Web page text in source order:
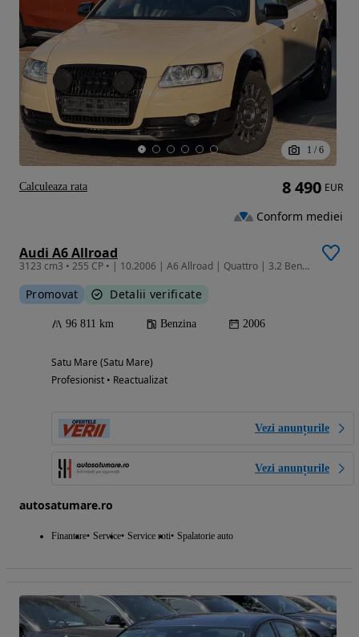
1 / 6
Audi A6 Allroad
3123 cm3 • 255 CP • | 10.2006 | A6 Allroad | Quattro | 3.2 Benzina | Finantare | Tuning |
Promovat Detalii verificate
96 811 km Benzina 2006
Satu Mare (Satu Mare)
Profesionist • Reactualizat
Vezi anunțurile
Vezi anunțurile
autosatumare.ro
Finantare Service Service roti Spalatorie auto
8 490 EUR
Conform mediei
Calculeaza rata